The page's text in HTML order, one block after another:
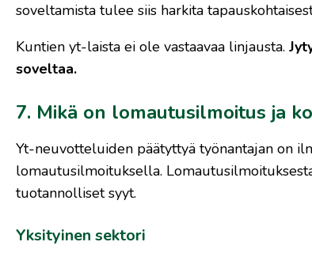
soveltamista tulee siis harkita
Kuntien yt-laista ei ole vastaavaa linjausta.
soveltaa.
7. Mikä on lomautusilmoitus ja
Yt-neuvotteluiden päätyttyä työnantajan on
lomautusilmoituksella.
tuotannolliset syyt.
Yksityinen sektori